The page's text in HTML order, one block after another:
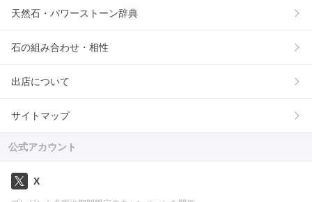
天然石・パワーストーン辞典
石の組み合わせ・相性
出店について
サイトマップ
公式アカウント
X